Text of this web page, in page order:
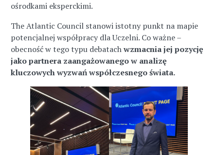
ośrodkami eksperckimi.
The Atlantic Council stanowi istotny punkt na mapie
potencjalnej współpracy dla Uczelni. Co ważne –
obecność w tego typu debatachwzmacnia jej pozycję
jako partnera zaangażowanego w analizę
kluczowych wyzwań współczesnego świata.